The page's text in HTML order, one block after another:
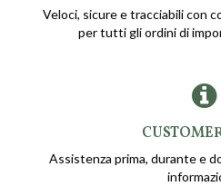
Veloci, sicure e tracciabili con
per tutti gli ordini di
Assistenza prima, durante e